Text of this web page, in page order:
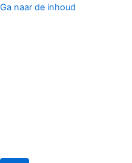
Ga naar de inhoud